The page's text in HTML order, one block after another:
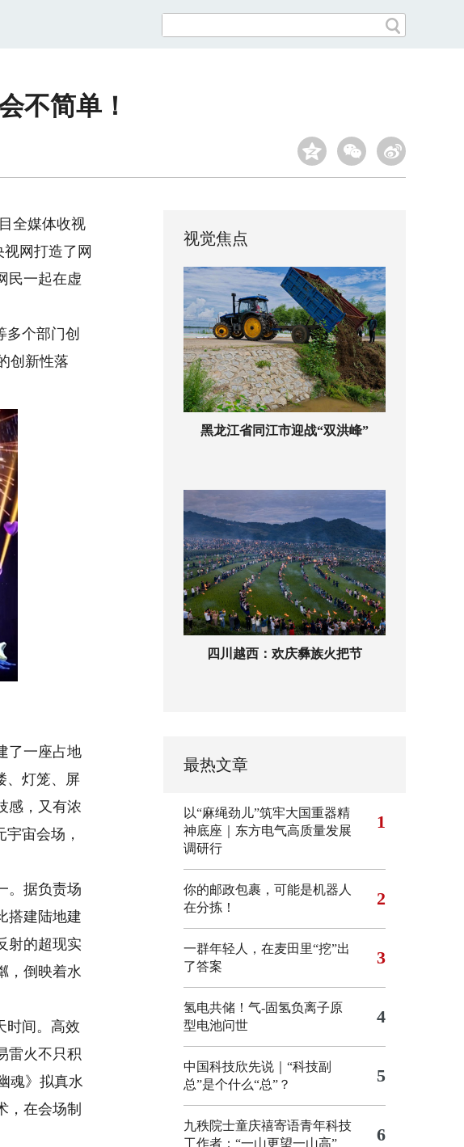
不简单！
全媒体收视
网打造了网
民一起在虚
个部门创
创新性落
了一座占地
、灯笼、屏
感，又有浓
宙会场，
。据负责场
搭建陆地建
射的超现实
，倒映着水
时间。高效
雷火不只积
魂》拟真水
，在会场制
视觉焦点
黑龙江省同江市迎战“双洪峰”
四川越西：欢庆彝族火把节
最热文章
以“麻绳劲儿”筑牢大国重器精
神底座｜东方电气高质量发展
调研行
1
你的邮政包裹，可能是机器人
在分拣！
2
一群年轻人，在麦田里“挖”出
了答案
3
氢电共储！气-固氢负离子原
型电池问世
4
中国科技欣先说｜“科技副
总”是个什么“总”？
5
九秩院士童庆禧寄语青年科技
工作者：“一山更望一山高”
6